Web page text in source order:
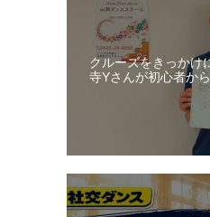
クルーズをきっかけ
寺Yさんが初心者か